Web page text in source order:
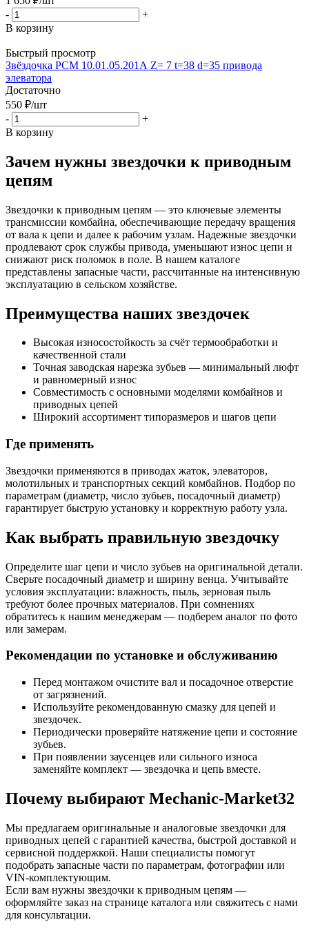
-
+
В корзину
Быстрый просмотр
Звёздочка РСМ 10.01.05.201А Z= 7 t=38 d=35 привода
элеватора
Достаточно
550 ₽/шт
-
+
В корзину
Зачем нужны звездочки к приводным
цепям
Звездочки к приводным цепям — это ключевые элементы
трансмиссии комбайна, обеспечивающие передачу вращения
от вала к цепи и далее к рабочим узлам. Надежные звездочки
продлевают срок службы привода, уменьшают износ цепи и
снижают риск поломок в поле. В нашем каталоге
представлены запасные части, рассчитанные на интенсивную
эксплуатацию в сельском хозяйстве.
Преимущества наших звездочек
Высокая износостойкость за счёт термообработки и
качественной стали
Точная заводская нарезка зубьев — минимальный люфт
и равномерный износ
Совместимость с основными моделями комбайнов и
приводных цепей
Широкий ассортимент типоразмеров и шагов цепи
Где применять
Звездочки применяются в приводах жаток, элеваторов,
молотильных и транспортных секций комбайнов. Подбор по
параметрам (диаметр, число зубьев, посадочный диаметр)
гарантирует быструю установку и корректную работу узла.
Как выбрать правильную звездочку
Определите шаг цепи и число зубьев на оригинальной детали.
Сверьте посадочный диаметр и ширину венца. Учитывайте
условия эксплуатации: влажность, пыль, зерновая пыль
требуют более прочных материалов. При сомнениях
обратитесь к нашим менеджерам — подберем аналог по фото
или замерам.
Рекомендации по установке и обслуживанию
Перед монтажом очистите вал и посадочное отверстие
от загрязнений.
Используйте рекомендованную смазку для цепей и
звездочек.
Периодически проверяйте натяжение цепи и состояние
зубьев.
При появлении заусенцев или сильного износа
заменяйте комплект — звездочка и цепь вместе.
Почему выбирают Mechanic-Market32
Мы предлагаем оригинальные и аналоговые звездочки для
приводных цепей с гарантией качества, быстрой доставкой и
сервисной поддержкой. Наши специалисты помогут
подобрать запасные части по параметрам, фотографии или
VIN-комплектующим.
Если вам нужны звездочки к приводным цепям —
оформляйте заказ на странице каталога или свяжитесь с нами
для консультации.